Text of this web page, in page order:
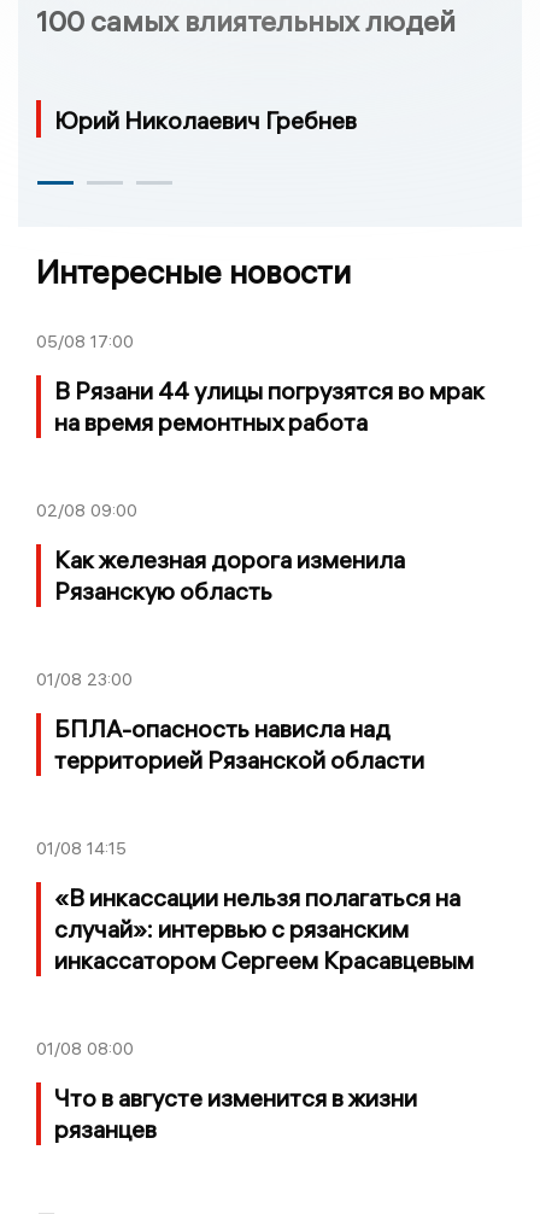
100 самых влиятельных людей
Юрий Николаевич Гребнев
Интересные новости
05/08 17:00
В Рязани 44 улицы погрузятся во мрак
на время ремонтных работа
02/08 09:00
Как железная дорога изменила
Рязанскую область
01/08 23:00
БПЛА-опасность нависла над
территорией Рязанской области
01/08 14:15
«В инкассации нельзя полагаться на
случай»: интервью с рязанским
инкассатором Сергеем Красавцевым
01/08 08:00
Что в августе изменится в жизни
рязанцев